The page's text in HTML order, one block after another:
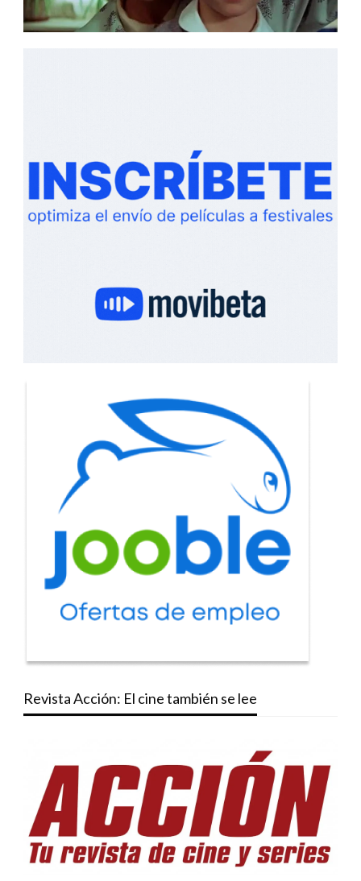
Revista Acción: El cine también se lee